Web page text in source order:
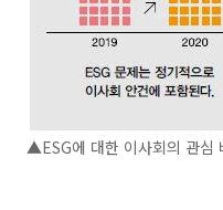
▲ESG에 대한 이사회의 관심